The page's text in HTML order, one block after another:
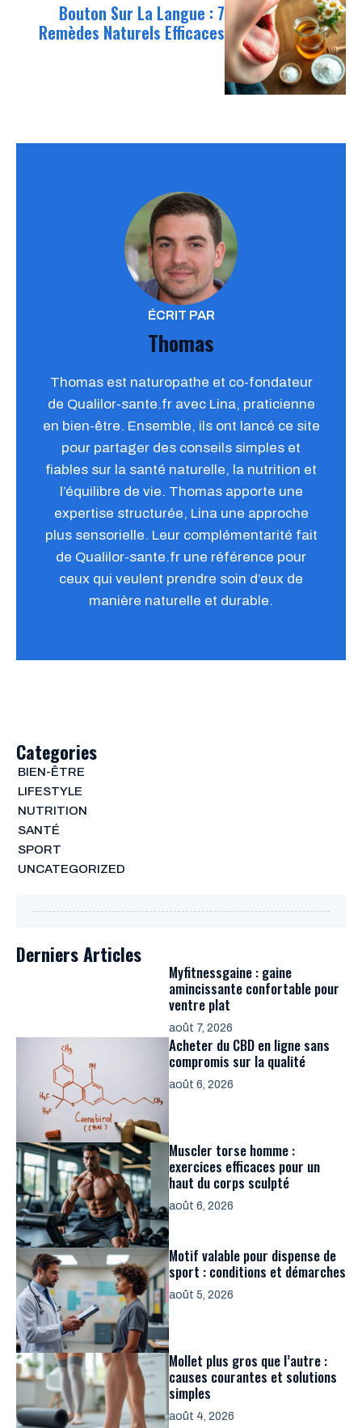
Bouton Sur La Langue : 7
Remèdes Naturels Efficaces
ÉCRIT PAR
Thomas
Thomas est naturopathe et co-fondateur
de Qualilor-sante.fr avec Lina, praticienne
en bien-être. Ensemble, ils ont lancé ce site
pour partager des conseils simples et
fiables sur la santé naturelle, la nutrition et
l’équilibre de vie. Thomas apporte une
expertise structurée, Lina une approche
plus sensorielle. Leur complémentarité fait
de Qualilor-sante.fr une référence pour
ceux qui veulent prendre soin d’eux de
manière naturelle et durable.
Categories
BIEN-ÊTRE
LIFESTYLE
NUTRITION
SANTÉ
SPORT
UNCATEGORIZED
Derniers Articles
Myfitnessgaine : gaine
amincissante confortable pour
ventre plat
août 7, 2026
Acheter du CBD en ligne sans
compromis sur la qualité
août 6, 2026
Muscler torse homme :
exercices efficaces pour un
haut du corps sculpté
août 6, 2026
Motif valable pour dispense de
sport : conditions et démarches
août 5, 2026
Mollet plus gros que l’autre :
causes courantes et solutions
simples
août 4, 2026